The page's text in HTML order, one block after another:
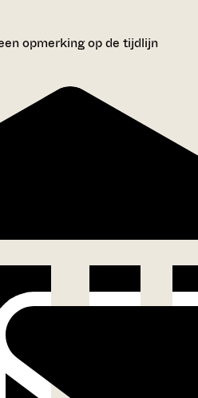
opmerking op de tijdlijn